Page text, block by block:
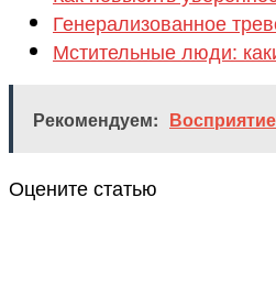
Генерализованное
Мстительные люди:
Рекомендуем:
Оцените статью